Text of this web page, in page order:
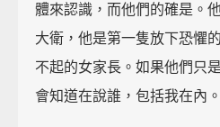
體來認識，而他們的確是。
大衛，他是第一隻放下恐懼
不起的女家長。如果他們只
會知道在說誰，包括我在內